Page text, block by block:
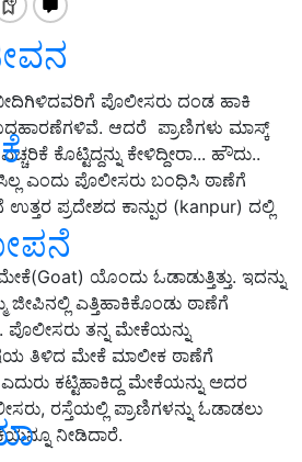
ಪೊಲೀಸರು ದಂಡ ಹಾಕಿ
ಆದರೆ ಪ್ರಾಣಿಗಳು ಮಾಸ್ಕ್
ಕೊಟ್ಟಿದ್ದನ್ನು ಕೇಳಿದ್ದೀರಾ... ಹೌದು..
ಎಂದು ಪೊಲೀಸರು ಬಂಧಿಸಿ ಠಾಣೆಗೆ
ಪ್ರದೇಶದ ಕಾನ್ಪುರ (kanpur) ದಲ್ಲಿ
ಯೊಂದು ಓಡಾಡುತ್ತಿತ್ತು. ಇದನ್ನು
ಎತ್ತಿಹಾಕಿಕೊಂಡು ಠಾಣೆಗೆ
ತನ್ನ ಮೇಕೆಯನ್ನು
ತಿಳಿದ ಮೇಕೆ ಮಾಲೀಕ ಠಾಣೆಗೆ
ಕಟ್ಟಿಹಾಕಿದ್ದ ಮೇಕೆಯನ್ನು ಅದರ
ರಸ್ತೆಯಲ್ಲಿ ಪ್ರಾಣಿಗಳನ್ನು ಓಡಾಡಲು
ನೀಡಿದಾರೆ.